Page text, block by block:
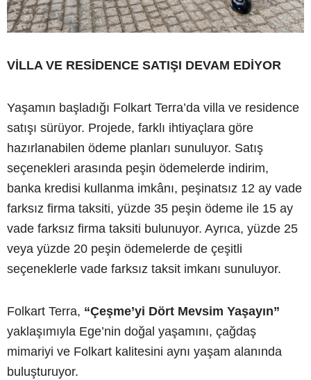
VİLLA VE RESİDENCE SATIŞI DEVAM EDİYOR
Yaşamın başladığı Folkart Terra’da villa ve residence
satışı sürüyor. Projede, farklı ihtiyaçlara göre
hazırlanabilen ödeme planları sunuluyor. Satış
seçenekleri arasında peşin ödemelerde indirim,
banka kredisi kullanma imkânı, peşinatsız 12 ay vade
farksız firma taksiti, yüzde 35 peşin ödeme ile 15 ay
vade farksız firma taksiti bulunuyor. Ayrıca, yüzde 25
veya yüzde 20 peşin ödemelerde de çeşitli
seçeneklerle vade farksız taksit imkanı sunuluyor.
Folkart Terra, “Çeşme’yi Dört Mevsim Yaşayın”
yaklaşımıyla Ege’nin doğal yaşamını, çağdaş
mimariyi ve Folkart kalitesini aynı yaşam alanında
buluşturuyor.